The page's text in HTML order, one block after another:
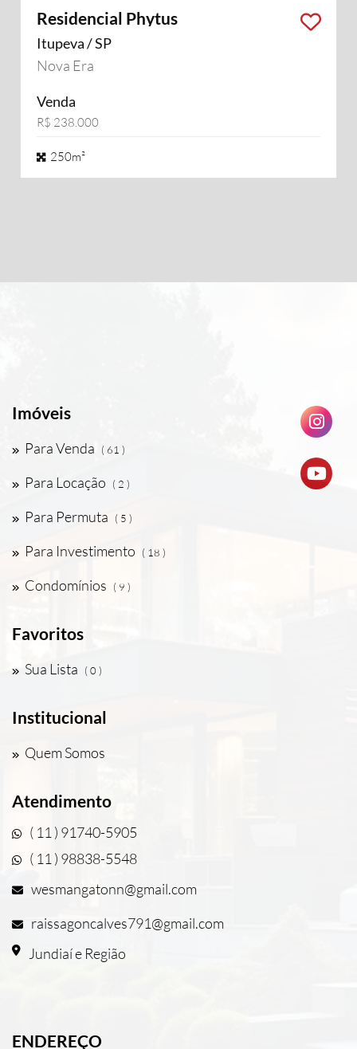
Residencial Phytus
Itupeva / SP
Nova Era
Venda
R$ 238.000
250m²
Imóveis
Para Venda ( 61 )
Para Locação ( 2 )
Para Permuta ( 5 )
Para Investimento ( 18 )
Condomínios ( 9 )
Favoritos
Sua Lista ( 0 )
Institucional
Quem Somos
Atendimento
( 11 ) 91740-5905
( 11 ) 98838-5548
wesmangatonn@gmail.com
raissagoncalves791@gmail.com
Jundiaí e Região
ENDEREÇO